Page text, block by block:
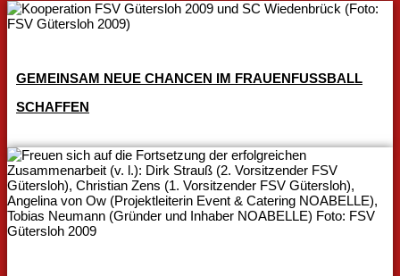
GEMEINSAM NEUE CHANCEN IM FRAUENFUSSBALL S
CHAFFEN